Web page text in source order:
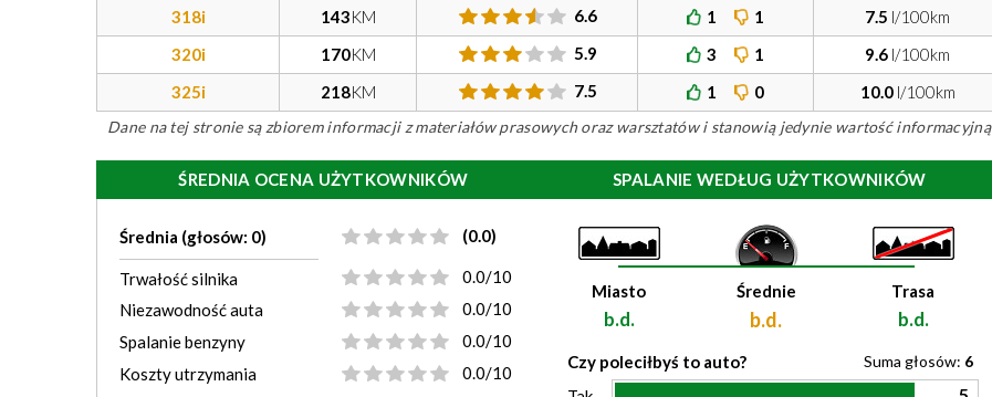
318i
143KM 6.6 1 1 7.5 l/100km
320i
170KM 5.9 3 1 9.6 l/100km
325i
218KM 7.5 1 0 10.0l/100km
Dane na tej stronie są zbiorem informacji z materiałów prasowych oraz warsztatów i stanowią jedynie wartość informacyjną
ŚREDNIA OCENA UŻYTKOWNIKÓW
Średnia (głosów: 0) (0.0)
Trwałość silnika
0.0/10
Niezawodność auta
0.0/10
Spalanie benzyny
0.0/10
Koszty utrzymania
0.0/10
SPALANIE WEDŁUG UŻYTKOWNIKÓW
Miasto
b.d.
Średnie
b.d.
Trasa
b.d.
Czy poleciłbyś to auto? Suma głosów: 6